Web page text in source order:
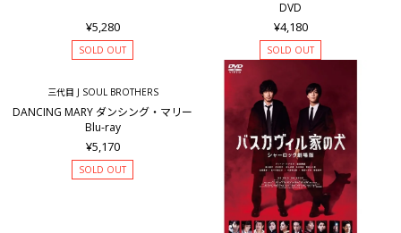
¥5,280
SOLD OUT
DVD
¥4,180
SOLD OUT
三代目 J SOUL BROTHERS
DANCING MARY ダンシング・マリー
Blu-ray
¥5,170
SOLD OUT